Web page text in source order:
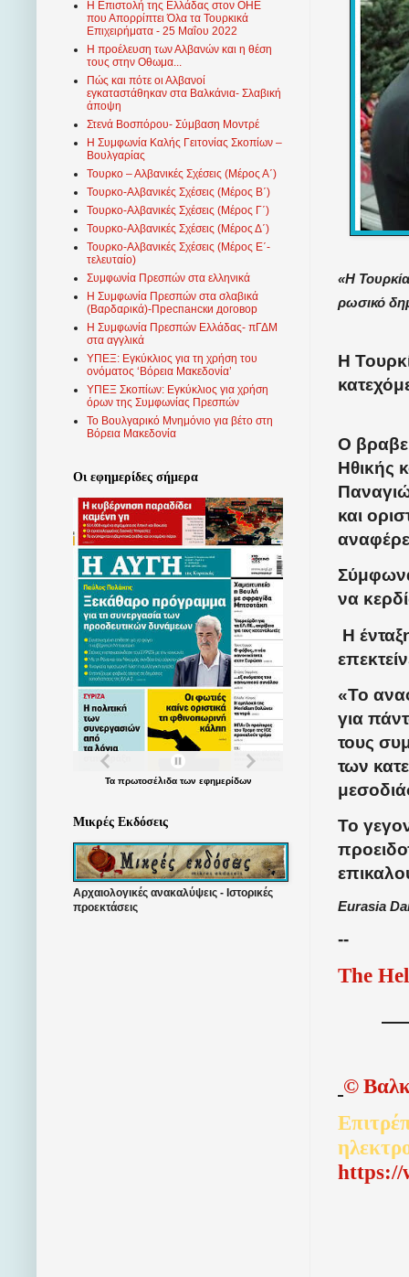
«Η
ρωσικό
Η
Ο
Ηθικής
και
να
Η
«Το
για
τους
των
Το
Eurasia
--
The
©
https://
Η Επιστολή της Ελλάδας στον ΟΗΕ
που Απορρίπτει Όλα τα Τουρκικά
Επιχειρήματα - 25 Μαΐου 2022
Η προέλευση των Αλβανών και η θέση
τους στην Οθωμα...
Πώς και πότε οι Αλβανοί
εγκαταστάθηκαν στα Βαλκάνια- Σλαβική
άποψη
Στενά Βοσπόρου- Σύμβαση Μοντρέ
Η Συμφωνία Καλής Γειτονίας Σκοπίων –
Βουλγαρίας
Τουρκο – Αλβανικές Σχέσεις (Mέρος Α΄)
Τουρκο-Αλβανικές Σχέσεις (Μέρος Β΄)
Τουρκο-Αλβανικές Σχέσεις (Μέρος Γ΄)
Τουρκο-Αλβανικές Σχέσεις (Μέρος Δ΄)
Τουρκο-Αλβανικές Σχέσεις (Μέρος Ε΄-
τελευταίο)
Συμφωνία Πρεσπών στα ελληνικά
Η Συμφωνία Πρεσπών στα σλαβικά
(Βαρδαρικά)-Преспански договор
Η Συμφωνία Πρεσπών Ελλάδας- πΓΔΜ
στα αγγλικά
ΥΠΕΞ: Εγκύκλιος για τη χρήση του
ονόματος ‘Βόρεια Μακεδονία’
ΥΠΕΞ Σκοπίων: Εγκύκλιος για χρήση
όρων της Συμφωνίας Πρεσπών
Το Βουλγαρικό Μνημόνιο για βέτο στη
Βόρεια Μακεδονία
Οι εφημερίδες σήμερα
Τα πρωτοσέλιδατων εφημερίδων
Μικρές Εκδόσεις
Αρχαιολογικές ανακαλύψεις - Ιστορικές
προεκτάσεις